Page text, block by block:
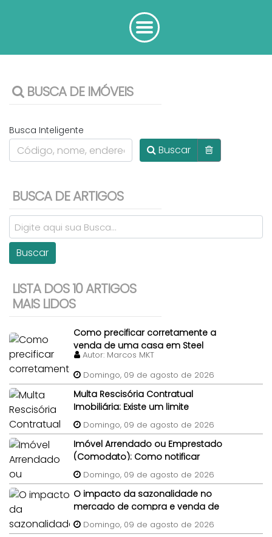
BUSCA DE IMÓVEIS
Busca Inteligente
Buscar
BUSCA DE ARTIGOS
LISTA DOS 10 ARTIGOS
MAIS LIDOS
Como precificar corretamente a
venda de uma casa em Steel
Frame?
Autor: Marcos MKT
Domingo, 09 de agosto de 2026
Multa Rescisória Contratual
Imobiliária: Existe um limite
percentual máximo para a multa
de quebra de contrato de
compra e venda do imóvel?
Domingo, 09 de agosto de 2026
Imóvel Arrendado ou Emprestado
(Comodato): Como notificar
legalmente um morador gratuito
para desocupar antes da venda?
Domingo, 09 de agosto de 2026
O impacto da sazonalidade no
mercado de compra e venda de
imóveis: um panorama completo
Domingo, 09 de agosto de 2026